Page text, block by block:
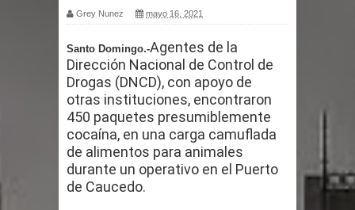
por un delicado problema cardíaco
Abel Martínez llama a los
dominicanos a unirse para sacar al
PRM del Gobierno
Tres detenidos tras detectarse una
presunta estafa contra el
Grey Nunez mayo 16, 2021
Santo Domingo.-Agentes de la
Dirección Nacional de Control de
Drogas (DNCD), con apoyo de
otras instituciones, encontraron
450 paquetes presumiblemente
cocaína, en una carga camuflada
de alimentos para animales
durante un operativo en el Puerto
de Caucedo.